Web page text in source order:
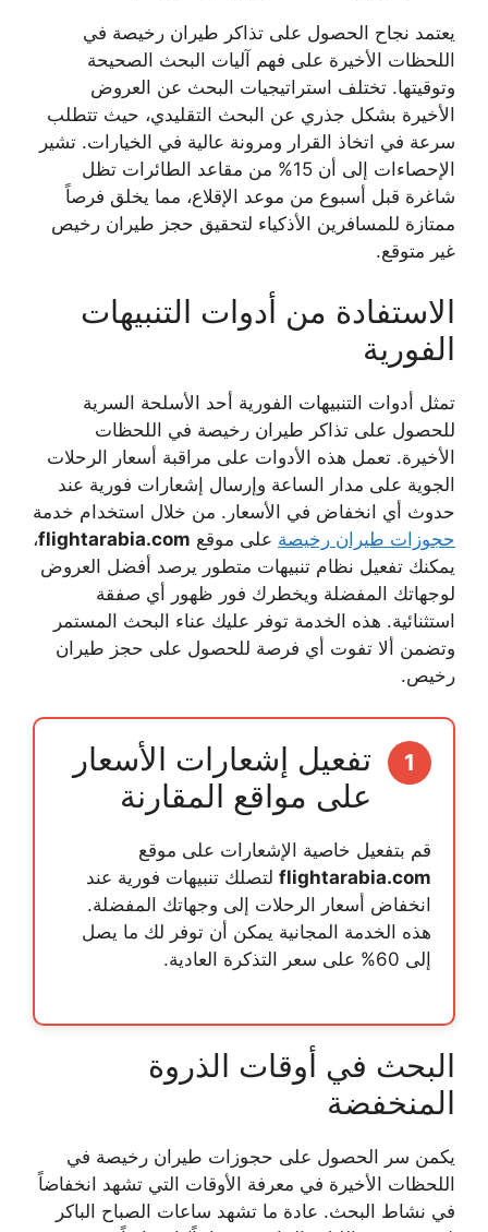
يعتمد نجاح الحصول على تذاكر طيران رخيصة في
اللحظات الأخيرة على فهم آليات البحث الصحيحة
وتوقيتها. تختلف استراتيجيات البحث عن العروض
الأخيرة بشكل جذري عن البحث التقليدي، حيث تتطلب
سرعة في اتخاذ القرار ومرونة عالية في الخيارات. تشير
الإحصاءات إلى أن 15% من مقاعد الطائرات تظل
شاغرة قبل أسبوع من موعد الإقلاع، مما يخلق فرصاً
ممتازة للمسافرين الأذكياء لتحقيق حجز طيران رخيص
غير متوقع.
الاستفادة من أدوات التنبيهات
الفورية
تمثل أدوات التنبيهات الفورية أحد الأسلحة السرية
للحصول على تذاكر طيران رخيصة في اللحظات
الأخيرة. تعمل هذه الأدوات على مراقبة أسعار الرحلات
الجوية على مدار الساعة وإرسال إشعارات فورية عند
حدوث أي انخفاض في الأسعار. من خلال استخدام خدمة
حجوزات طيران رخيصة على موقع flightarabia.com،
يمكنك تفعيل نظام تنبيهات متطور يرصد أفضل العروض
لوجهاتك المفضلة ويخطرك فور ظهور أي صفقة
استثنائية. هذه الخدمة توفر عليك عناء البحث المستمر
وتضمن ألا تفوت أي فرصة للحصول على حجز طيران
رخيص.
1
تفعيل إشعارات الأسعار
على مواقع المقارنة
قم بتفعيل خاصية الإشعارات على موقع
flightarabia.com لتصلك تنبيهات فورية عند
انخفاض أسعار الرحلات إلى وجهاتك المفضلة.
هذه الخدمة المجانية يمكن أن توفر لك ما يصل
إلى 60% على سعر التذكرة العادية.
البحث في أوقات الذروة
المنخفضة
يكمن سر الحصول على حجوزات طيران رخيصة في
اللحظات الأخيرة في معرفة الأوقات التي تشهد انخفاضاً
في نشاط البحث. عادة ما تشهد ساعات الصباح الباكر